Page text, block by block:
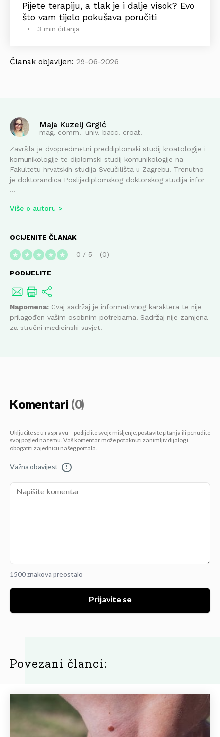
Pijete terapiju, a tlak je i dalje visok? Evo
što vam tijelo pokušava poručiti
3 min čitanja
Članak objavljen: 29-06-2026
Maja Kuzelj Grgić
mag. comm., univ. bacc. croat.
Završila je dvopredmetni preddiplomski studij kroatologije i
komunikologije te diplomski studij komunikologije na
Fakultetu hrvatskih studija Sveučilišta u Zagrebu. Trenutno
je doktorandica Poslijediplomskog doktorskog studija infor
...
Više o autoru
OCIJENITE ČLANAK
★ ★ ★ ★ ★ 0 / 5 0
PODIJELITE
Napomena: Ovaj sadržaj je informativnog karaktera te nije
prilagođen vašim osobnim potrebama. Sadržaj nije zamjena
za stručni medicinski savjet.
Komentari (0)
Uključite se u raspravu – podijelite svoje mišljenje, postavite pitanja ili ponudite
svoj pogled na temu. Vaš komentar može potaknuti zanimljiv dijalog i
obogatiti zajednicu našeg portala.
Važna obavijest !
1500 znakova preostalo
Prijavite se
Povezani članci: